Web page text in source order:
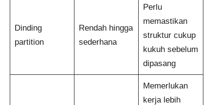
Dinding
partition
Rendah hingga
sederhana
Perlu
memastikan
struktur cukup
kukuh sebelum
dipasang
Memerlukan
kerja lebih